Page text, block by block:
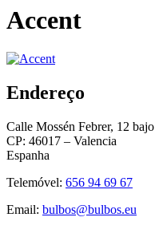
Accent
Endereço
Calle Mossén Febrer, 12 bajo
CP: 46017 – Valencia
Espanha
Telemóvel: 656 94 69 67
Email: bulbos@bulbos.eu